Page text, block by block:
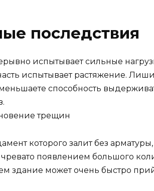
последствия
испытывает сильные
испытывает растяжение.
способность
которого залит без
появлением большого
здание может очень быстро